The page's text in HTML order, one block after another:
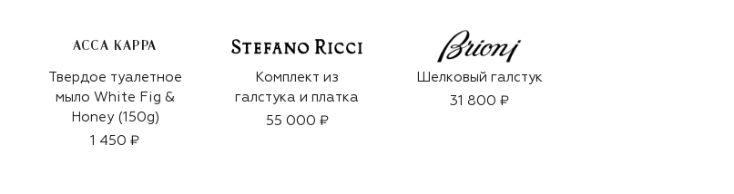
ACCA KAPPA
Твердое туалетное
мыло White Fig &
Honey (150g)
1 450 ₽
Комплект из
галстука и платка
55 000 ₽
Шелковый галстук
31 800 ₽